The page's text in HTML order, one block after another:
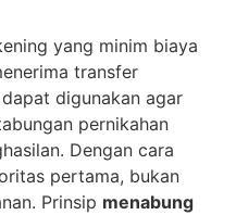
yang minim biaya
transfer
digunakan agar
pernikahan
Dengan cara
pertama, bukan
Prinsip menabung